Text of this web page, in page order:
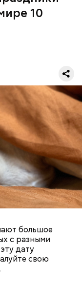
10
большое
с разными
дату
свою
напомнить о
10 августа
полежать
или просто
Можно